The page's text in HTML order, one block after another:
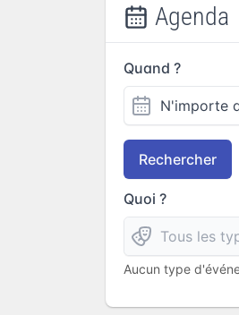
Agenda
Quand ?
Rechercher
Quoi ?
Aucun type